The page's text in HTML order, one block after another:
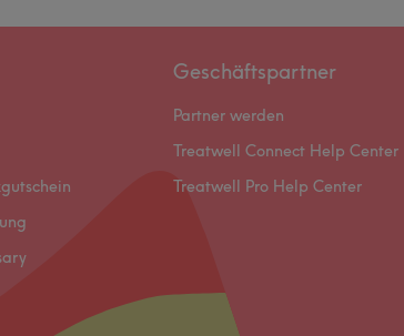
Geschäftspartner
Partner werden
Treatwell Connect Help Center
Treatwell Pro Help Center